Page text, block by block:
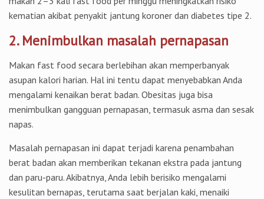
kematian akibat penyakit jantung koroner dan diabetes tipe 2.
2. Menimbulkan masalah pernapasan
Makan fast food secara berlebihan akan memperbanyak
asupan kalori harian. Hal ini tentu dapat menyebabkan Anda
mengalami kenaikan berat badan. Obesitas juga bisa
menimbulkan gangguan pernapasan, termasuk asma dan sesak
napas.
Masalah pernapasan ini dapat terjadi karena penambahan
berat badan akan memberikan tekanan ekstra pada jantung
dan paru-paru. Akibatnya, Anda lebih berisiko mengalami
kesulitan bernapas, terutama saat berjalan kaki, menaiki